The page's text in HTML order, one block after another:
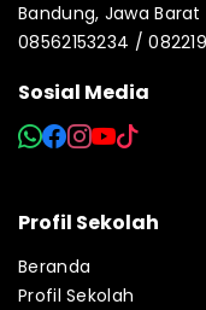
Bandung, Jawa Barat
08562153234 /
Sosial Media
Profil Sekolah
Beranda
Profil Sekolah